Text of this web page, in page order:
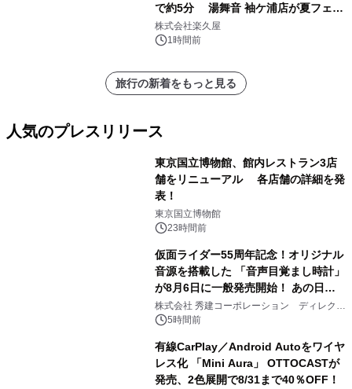
で約5分 湯舞音 袖ケ浦店が夏フェア
メニューを提供
株式会社楽久屋
1時間前
旅行の新着をもっと見る
人気のプレスリリース
東京国立博物館、館内レストラン3店
舗をリニューアル 各店舗の詳細を発
表！
東京国立博物館
23時間前
仮面ライダー55周年記念！オリジナル
音源を搭載した 「音声目覚まし時計」
が8月6日に一般発売開始！ あの日の
大興奮が今甦る
株式会社 秀建コーポレーション ディレクト
アートギャラリー
5時間前
有線CarPlay／Android Autoをワイヤ
レス化 「Mini Aura」 OTTOCASTが
発売、2色展開で8/31まで40％OFF！